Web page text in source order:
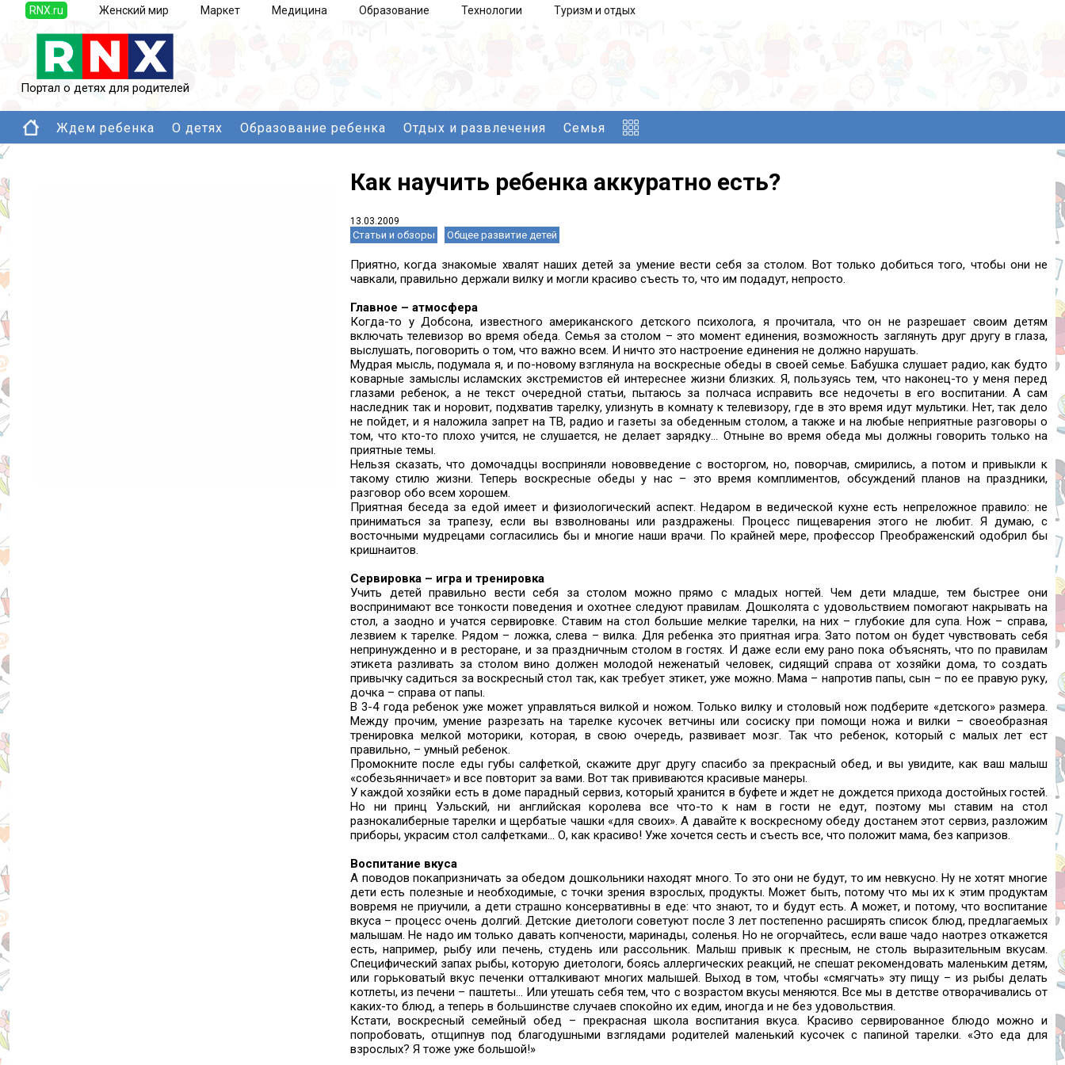
RNX.ru Женский мир Маркет Медицина Образование Технологии Туризм и отдых
Портал о детях для родителей
Ждем ребенка О детях Образование ребенка Отдых и развлечения Семья
Как научить ребенка аккуратно есть?
13.03.2009
Статьи и обзоры Общее развитие детей
Приятно, когда знакомые хвалят наших детей за умение вести себя за столом. Вот только добиться того, чтобы они не
чавкали, правильно держали вилку и могли красиво съесть то, что им подадут, непросто.
Главное – атмосфера
Когда-то у Добсона, известного американского детского психолога, я прочитала, что он не разрешает своим детям
включать телевизор во время обеда. Семья за столом – это момент единения, возможность заглянуть друг другу в глаза,
выслушать, поговорить о том, что важно всем. И ничто это настроение единения не должно нарушать.
Мудрая мысль, подумала я, и по-новому взглянула на воскресные обеды в своей семье. Бабушка слушает радио, как будто
коварные замыслы исламских экстремистов ей интереснее жизни близких. Я, пользуясь тем, что наконец-то у меня перед
глазами ребенок, а не текст очередной статьи, пытаюсь за полчаса исправить все недочеты в его воспитании. А сам
наследник так и норовит, подхватив тарелку, улизнуть в комнату к телевизору, где в это время идут мультики. Нет, так дело
не пойдет, и я наложила запрет на ТВ, радио и газеты за обеденным столом, а также и на любые неприятные разговоры о
том, что кто-то плохо учится, не слушается, не делает зарядку... Отныне во время обеда мы должны говорить только на
приятные темы.
Нельзя сказать, что домочадцы восприняли нововведение с восторгом, но, поворчав, смирились, а потом и привыкли к
такому стилю жизни. Теперь воскресные обеды у нас – это время комплиментов, обсуждений планов на праздники,
разговор обо всем хорошем.
Приятная беседа за едой имеет и физиологический аспект. Недаром в ведической кухне есть непреложное правило: не
приниматься за трапезу, если вы взволнованы или раздражены. Процесс пищеварения этого не любит. Я думаю, с
восточными мудрецами согласились бы и многие наши врачи. По крайней мере, профессор Преображенский одобрил бы
кришнаитов.
Сервировка – игра и тренировка
Учить детей правильно вести себя за столом можно прямо с младых ногтей. Чем дети младше, тем быстрее они
воспринимают все тонкости поведения и охотнее следуют правилам. Дошколята с удовольствием помогают накрывать на
стол, а заодно и учатся сервировке. Ставим на стол большие мелкие тарелки, на них – глубокие для супа. Нож – справа,
лезвием к тарелке. Рядом – ложка, слева – вилка. Для ребенка это приятная игра. Зато потом он будет чувствовать себя
непринужденно и в ресторане, и за праздничным столом в гостях. И даже если ему рано пока объяснять, что по правилам
этикета разливать за столом вино должен молодой неженатый человек, сидящий справа от хозяйки дома, то создать
привычку садиться за воскресный стол так, как требует этикет, уже можно. Мама – напротив папы, сын – по ее правую руку,
дочка – справа от папы.
В 3-4 года ребенок уже может управляться вилкой и ножом. Только вилку и столовый нож подберите «детского» размера.
Между прочим, умение разрезать на тарелке кусочек ветчины или сосиску при помощи ножа и вилки – своеобразная
тренировка мелкой моторики, которая, в свою очередь, развивает мозг. Так что ребенок, который с малых лет ест
правильно, – умный ребенок.
Промокните после еды губы салфеткой, скажите друг другу спасибо за прекрасный обед, и вы увидите, как ваш малыш
«собезьянничает» и все повторит за вами. Вот так прививаются красивые манеры.
У каждой хозяйки есть в доме парадный сервиз, который хранится в буфете и ждет не дождется прихода достойных гостей.
Но ни принц Уэльский, ни английская королева все что-то к нам в гости не едут, поэтому мы ставим на стол
разнокалиберные тарелки и щербатые чашки «для своих». А давайте к воскресному обеду достанем этот сервиз, разложим
приборы, украсим стол салфетками... О, как красиво! Уже хочется сесть и съесть все, что положит мама, без капризов.
Воспитание вкуса
А поводов покапризничать за обедом дошкольники находят много. То это они не будут, то им невкусно. Ну не хотят многие
дети есть полезные и необходимые, с точки зрения взрослых, продукты. Может быть, потому что мы их к этим продуктам
вовремя не приучили, а дети страшно консервативны в еде: что знают, то и будут есть. А может, и потому, что воспитание
вкуса – процесс очень долгий. Детские диетологи советуют после 3 лет постепенно расширять список блюд, предлагаемых
малышам. Не надо им только давать копчености, маринады, соленья. Но не огорчайтесь, если ваше чадо наотрез откажется
есть, например, рыбу или печень, студень или рассольник. Малыш привык к пресным, не столь выразительным вкусам.
Специфический запах рыбы, которую диетологи, боясь аллергических реакций, не спешат рекомендовать маленьким детям,
или горьковатый вкус печенки отталкивают многих малышей. Выход в том, чтобы «смягчать» эту пищу – из рыбы делать
котлеты, из печени – паштеты... Или утешать себя тем, что с возрастом вкусы меняются. Все мы в детстве отворачивались от
каких-то блюд, а теперь в большинстве случаев спокойно их едим, иногда и не без удовольствия.
Кстати, воскресный семейный обед – прекрасная школа воспитания вкуса. Красиво сервированное блюдо можно и
попробовать, отщипнув под благодушными взглядами родителей маленький кусочек с папиной тарелки. «Это еда для
взрослых? Я тоже уже большой!»